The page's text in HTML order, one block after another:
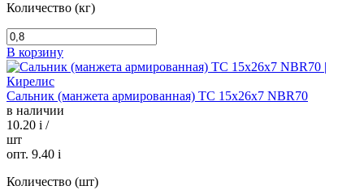
Количество (кг)
В корзину
Сальник (манжета армированная) TC 15х26х7 NBR70
в наличии
10.20 i /
шт
опт. 9.40 i
Количество (шт)